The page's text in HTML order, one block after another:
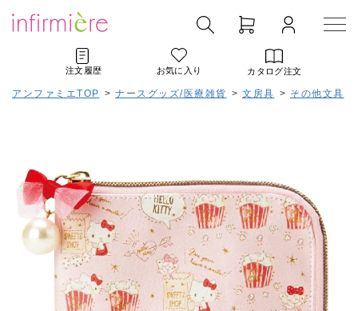
注文履歴 お気に入り カタログ注文
アンファミエTOP > ナースグッズ/医療雑貨 > 文房具 > その他文具